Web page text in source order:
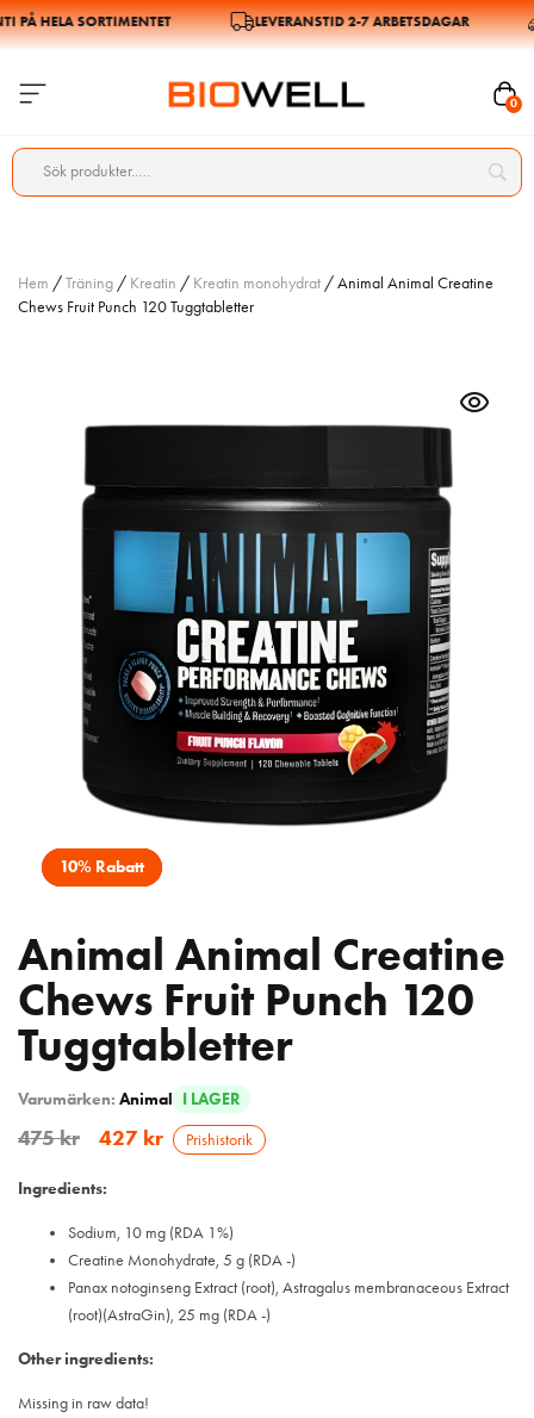
HELA SORTIMENTET LEVERANSTID 2-7 ARBETSDAGAR
0
Hem /Träning / Kreatin / Kreatin monohydrat / Animal Animal Creatine
Chews Fruit Punch 120 Tuggtabletter
10% Rabatt
Animal Animal Creatine
Chews Fruit Punch 120
Tuggtabletter
Varumärken: Animal I LAGER
475kr 427 kr Prishistorik
Ingredients:
Sodium, 10 mg (RDA 1%)
Creatine Monohydrate, 5 g (RDA -)
Panax notoginseng Extract (root), Astragalus membranaceous Extract
(root)(AstraGin), 25 mg (RDA -)
Other ingredients:
Missing in raw data!